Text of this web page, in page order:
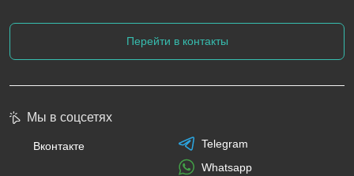
Перейти в контакты
Мы в соцсетях
Вконтакте
Telegram
Whatsapp